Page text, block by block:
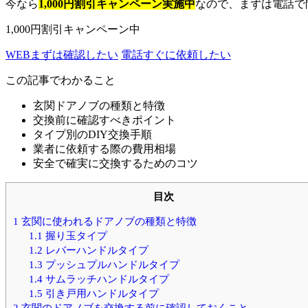
今なら1,000円割引キャンペーン実施中なので、まずは電話で
1,000円割引キャンペーン中
WEB まずは確認したい 電話すぐに依頼したい
この記事でわかること
玄関ドアノブの種類と特徴
交換前に確認すべきポイント
タイプ別のDIY交換手順
業者に依頼する際の費用相場
安全で確実に交換するためのコツ
目次
1 玄関に使われるドアノブの種類と特徴
1.1 握り玉タイプ
1.2 レバーハンドルタイプ
1.3 プッシュプルハンドルタイプ
1.4サムラッチハンドルタイプ
1.5 引き戸用ハンドルタイプ